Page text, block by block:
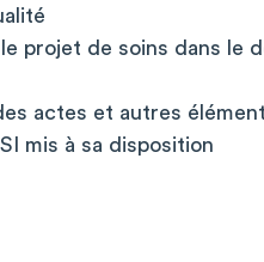
projet de soins dans le
actes et autres
mis à sa disposition